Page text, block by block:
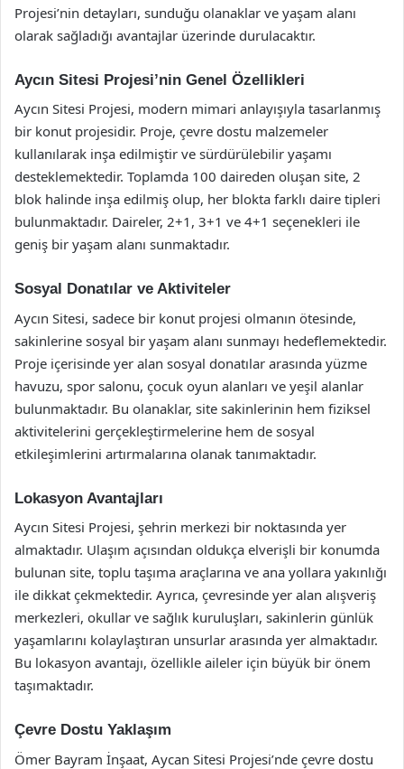
Projesi’nin detayları, sunduğu olanaklar ve yaşam alanı
olarak sağladığı avantajlar üzerinde durulacaktır.
Aycın Sitesi Projesi’nin Genel Özellikleri
Aycın Sitesi Projesi, modern mimari anlayışıyla tasarlanmış
bir konut projesidir. Proje, çevre dostu malzemeler
kullanılarak inşa edilmiştir ve sürdürülebilir yaşamı
desteklemektedir. Toplamda 100 daireden oluşan site, 2
blok halinde inşa edilmiş olup, her blokta farklı daire tipleri
bulunmaktadır. Daireler, 2+1, 3+1 ve 4+1 seçenekleri ile
geniş bir yaşam alanı sunmaktadır.
Sosyal Donatılar ve Aktiviteler
Aycın Sitesi, sadece bir konut projesi olmanın ötesinde,
sakinlerine sosyal bir yaşam alanı sunmayı hedeflemektedir.
Proje içerisinde yer alan sosyal donatılar arasında yüzme
havuzu, spor salonu, çocuk oyun alanları ve yeşil alanlar
bulunmaktadır. Bu olanaklar, site sakinlerinin hem fiziksel
aktivitelerini gerçekleştirmelerine hem de sosyal
etkileşimlerini artırmalarına olanak tanımaktadır.
Lokasyon Avantajları
Aycın Sitesi Projesi, şehrin merkezi bir noktasında yer
almaktadır. Ulaşım açısından oldukça elverişli bir konumda
bulunan site, toplu taşıma araçlarına ve ana yollara yakınlığı
ile dikkat çekmektedir. Ayrıca, çevresinde yer alan alışveriş
merkezleri, okullar ve sağlık kuruluşları, sakinlerin günlük
yaşamlarını kolaylaştıran unsurlar arasında yer almaktadır.
Bu lokasyon avantajı, özellikle aileler için büyük bir önem
taşımaktadır.
Çevre Dostu Yaklaşım
Ömer Bayram İnşaat, Aycan Sitesi Projesi’nde çevre dostu